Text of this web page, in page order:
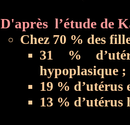
D'après l’étude de
Chez 70 % des
31 %
hypoplasique ;
19 % d’utérus
13 % d’utérus